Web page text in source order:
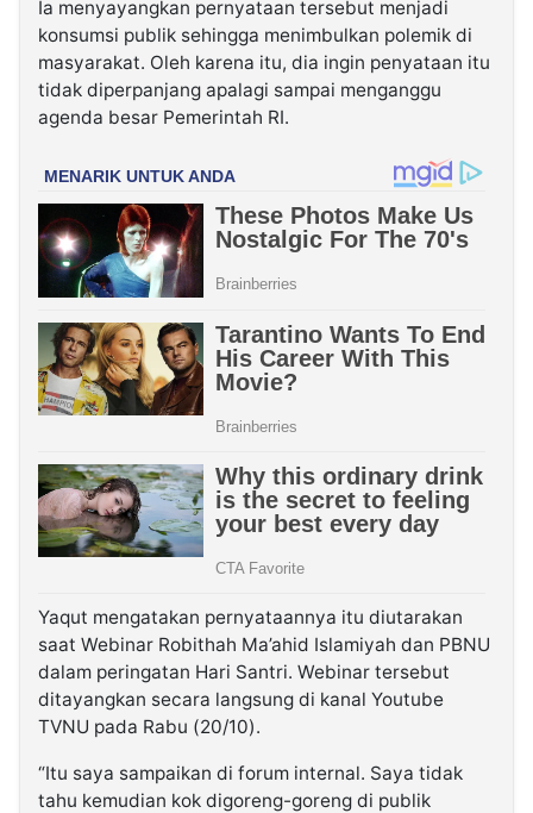
Ia menyayangkan pernyataan tersebut menjadi
konsumsi publik sehingga menimbulkan polemik di
masyarakat. Oleh karena itu, dia ingin penyataan itu
tidak diperpanjang apalagi sampai menganggu
agenda besar Pemerintah RI.
Yaqut mengatakan pernyataannya itu diutarakan
saat Webinar Robithah Ma’ahid Islamiyah dan PBNU
dalam peringatan Hari Santri. Webinar tersebut
ditayangkan secara langsung di kanal Youtube
TVNU pada Rabu (20/10).
“Itu saya sampaikan di forum internal. Saya tidak
tahu kemudian kok digoreng-goreng di publik